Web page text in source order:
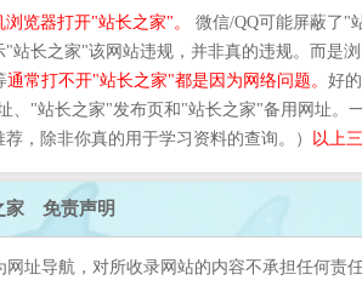
览器打开"站长之家"。 微信/QQ可能屏蔽了"
"站长之家"该网站违规，并非真的违规。而是
通常打不开"站长之家"都是因为网络问题。 好
、"站长之家"发布页和"站长之家"备用网址。
荐，除非你真的用于学习资料的查询。） 以上
家 免责声明
网址导航，对所收录网站的内容不承担任何责任